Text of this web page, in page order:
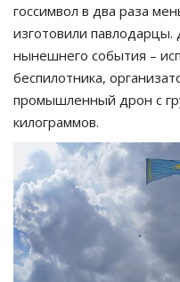
госсимвол в два раза
изготовили павлодарцы.
нынешнего события –
беспилотника,
промышленный дрон с
килограммов.